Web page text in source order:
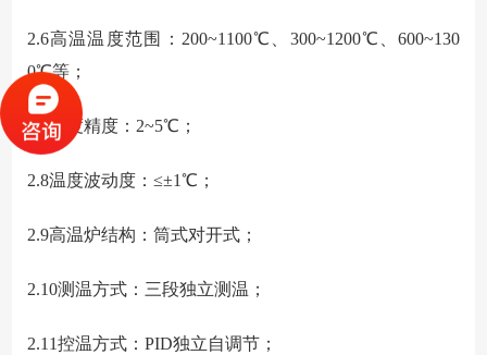
2.6高温温度范围：200~1100℃、300~1200℃、600~130
0℃等；
2.7温度精度：2~5℃；
2.8温度波动度：≤±1℃；
2.9高温炉结构：筒式对开式；
2.10测温方式：三段独立测温；
2.11控温方式：PID独立自调节；